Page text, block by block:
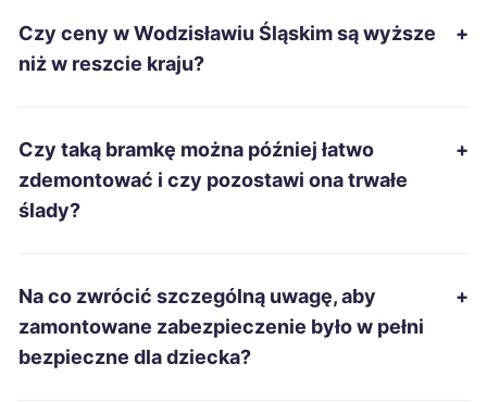
Ciechanów
Stalowa Wola 200 zł
Dębica
Jelenia Góra
Czy ceny w Wodzisławiu Śląskim są wyższe
niż w reszcie kraju?
+
Czy taką bramkę można później łatwo
zdemontować i czy pozostawi ona trwałe
ślady?
+
Na co zwrócić szczególną uwagę, aby
zamontowane zabezpieczenie było w pełni
bezpieczne dla dziecka?
+